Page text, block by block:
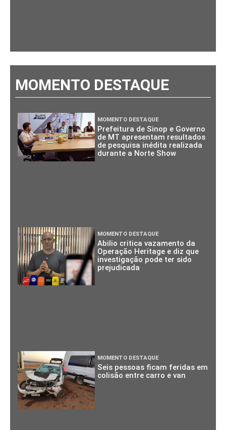
MOMENTO DESTAQUE
MOMENTO DESTAQUE
Prefeitura de Sinop e Governo
de MT apresentam resultados
de pesquisa inédita realizada
durante a Norte Show
MOMENTO DESTAQUE
Abilio critica vazamento da
Operação Heritage e diz que
investigação pode ter sido
prejudicada
MOMENTO DESTAQUE
Seis pessoas ficam feridas em
colisão entre carro e van